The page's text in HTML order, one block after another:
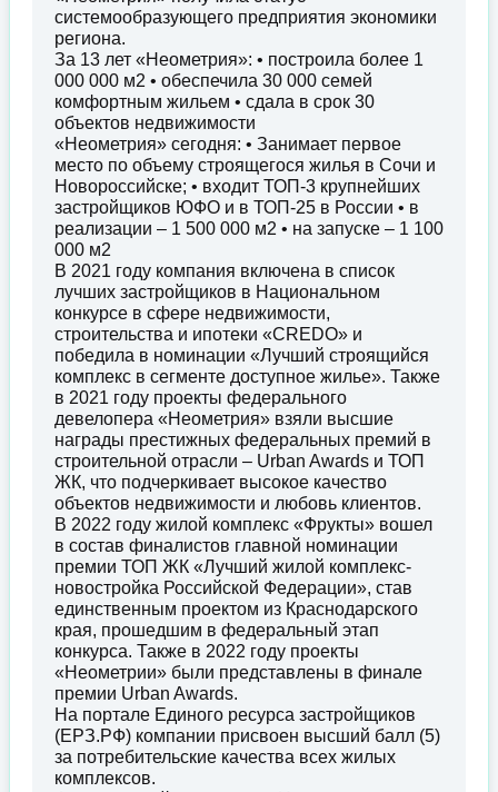
системообразующего предприятия экономики
региона.
За 13 лет «Неометрия»: • построила более 1
000 000 м2 • обеспечила 30 000 семей
комфортным жильем • сдала в срок 30
объектов недвижимости
«Неометрия» сегодня: • Занимает первое
место по объему строящегося жилья в Сочи и
Новороссийске; • входит ТОП-3 крупнейших
застройщиков ЮФО и в ТОП-25 в России • в
реализации – 1 500 000 м2 • на запуске – 1 100
000 м2
В 2021 году компания включена в список
лучших застройщиков в Национальном
конкурсе в сфере недвижимости,
строительства и ипотеки «CREDO» и
победила в номинации «Лучший строящийся
комплекс в сегменте доступное жилье». Также
в 2021 году проекты федерального
девелопера «Неометрия» взяли высшие
награды престижных федеральных премий в
строительной отрасли – Urban Awards и ТОП
ЖК, что подчеркивает высокое качество
объектов недвижимости и любовь клиентов.
В 2022 году жилой комплекс «Фрукты» вошел
в состав финалистов главной номинации
премии ТОП ЖК «Лучший жилой комплекс-
новостройка Российской Федерации», став
единственным проектом из Краснодарского
края, прошедшим в федеральный этап
конкурса. Также в 2022 году проекты
«Неометрии» были представлены в финале
премии Urban Awards.
На портале Единого ресурса застройщиков
(ЕРЗ.РФ) компании присвоен высший балл (5)
за потребительские качества всех жилых
комплексов.